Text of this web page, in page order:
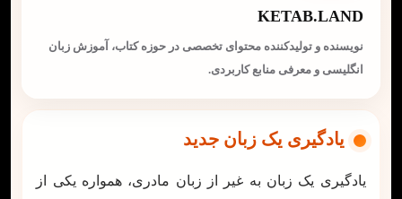
KETAB.LAND
نویسنده و تولیدکننده محتوای تخصصی در حوزه کتاب، آموزش زبان
انگلیسی و معرفی منابع کاربردی.
یادگیری یک زبان جدید
یادگیری یک زبان به غیر از زبان مادری، همواره یکی از